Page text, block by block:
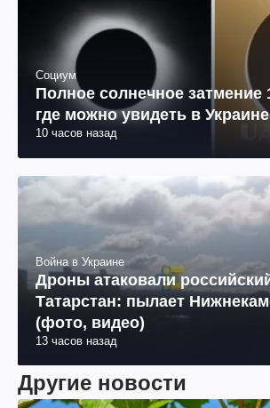
Социум
Полное солнечное затмение
где можно увидеть в Украине
10 часов назад
Война в Украине
Дроны атаковали
Татарстан: пылает
(фото, видео)
13 часов назад
Другие новости